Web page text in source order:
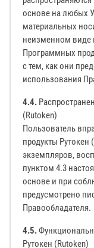
основе на любых
материальных
неизменном виде
Программных
с тем, как они
использования
4.4.
(Rutoken)
Пользователь
продукты Рутокен
экземпляров,
пунктом 4.3
основе и при
предусмотрено
Правообладателя.
4.5.
Рутокен (Rutoken)